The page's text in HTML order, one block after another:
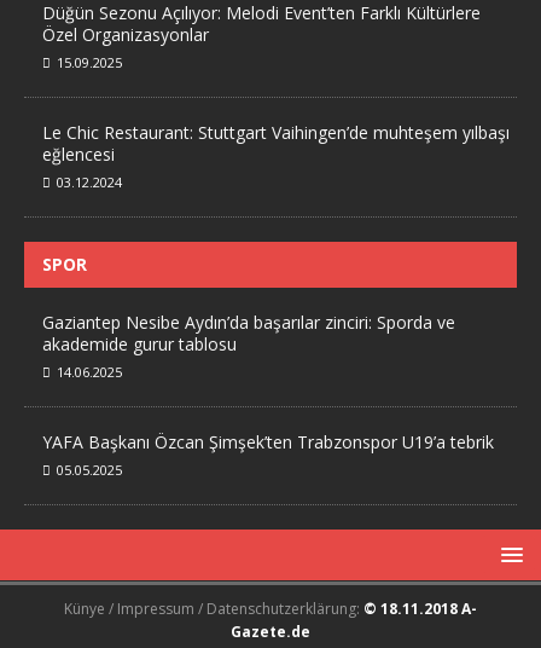
Düğün Sezonu Açılıyor: Melodi Event’ten Farklı Kültürlere
Özel Organizasyonlar
15.09.2025
Le Chic Restaurant: Stuttgart Vaihingen’de muhteşem yılbaşı
eğlencesi
03.12.2024
SPOR
Gaziantep Nesibe Aydın’da başarılar zinciri: Sporda ve
akademide gurur tablosu
14.06.2025
YAFA Başkanı Özcan Şimşek’ten Trabzonspor U19’a tebrik
05.05.2025
Künye / Impressum / Datenschutzerklärung: © 18.11.2018 A-
Gazete.de